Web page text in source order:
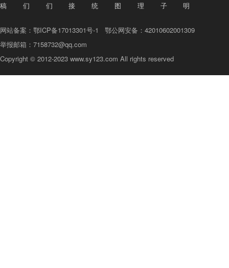
稿
们
们
接
统
图
理
子
明
网站备案：鄂ICP备17013301号-1
鄂公网安备：42010602001309
举报邮箱：7158732@qq.com
Copyright © 2012-2023 www.sy123.com All rights reserved